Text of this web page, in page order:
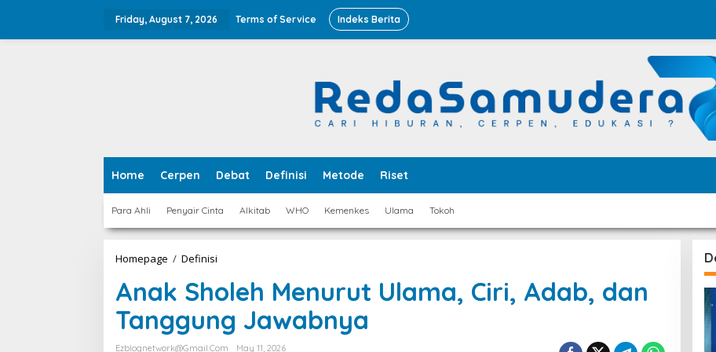
Friday, August 7, 2026 Terms of Service Indeks Berita
Home Cerpen Debat Definisi Metode Riset
Para Ahli Penyair Cinta Alkitab WHO Kemenkes Ulama Tokoh
Homepage / Definisi
Menurut
Ulama,
Ciri,
Adab,
Anak Sholeh Menurut Ulama, Ciri, Adab, dan
Tanggung Jawabnya
Ezblognetwork@gmail.com
May 11, 2026